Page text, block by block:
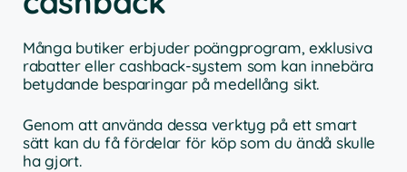
Många butiker erbjuder poängprogram, exklusiva
rabatter eller cashback-system som kan innebära
betydande besparingar på medellång sikt.
Genom att använda dessa verktyg på ett smart
sätt kan du få fördelar för köp som du ändå skulle
ha gjort.